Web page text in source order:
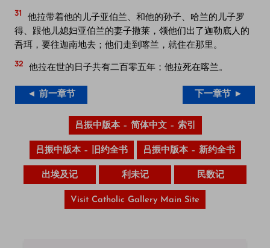
31
他拉带着他的儿子亚伯兰、和他的孙子、哈兰的儿子罗
得、跟他儿媳妇亚伯兰的妻子撒莱，领他们出了迦勒底人的
吾珥，要往迦南地去；他们走到喀兰，就住在那里。
32 他拉在世的日子共有二百零五年；他拉死在喀兰。
◄ 前一章节 下一章节 ►
吕振中版本 – 简体中文 – 索引
吕振中版本 – 旧约全书 吕振中版本 – 新约全书
出埃及记 利未记 民数记
Visit Catholic Gallery Main Site